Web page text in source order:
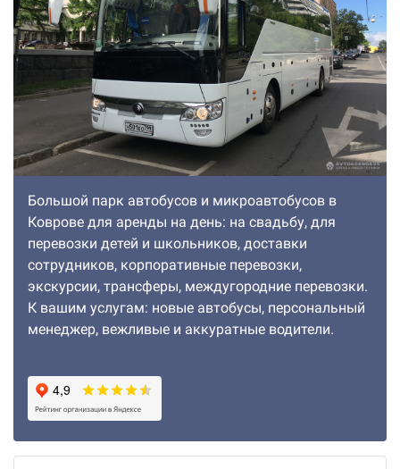
Большой парк автобусов и микроавтобусов в
Коврове для аренды на день: на свадьбу, для
перевозки детей и школьников, доставки
сотрудников, корпоративные перевозки,
экскурсии, трансферы, междугородние перевозки.
К вашим услугам: новые автобусы, персональный
менеджер, вежливые и аккуратные водители.